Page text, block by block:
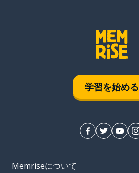
学習を始める
Memriseについて